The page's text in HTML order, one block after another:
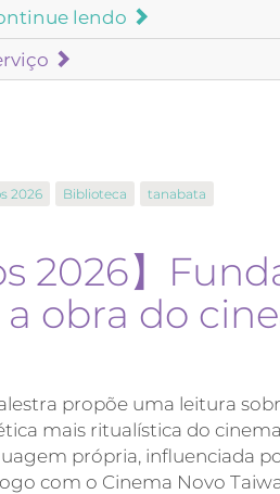
lendo
2026 Biblioteca tanabata
2026】
obra do
propõe uma leitura
mais ritualística do
própria, influenciada
com o Cinema Novo